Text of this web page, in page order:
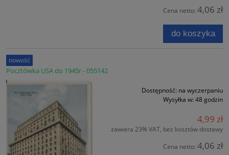
Cena netto: 4,06 zł
do koszyka
Pocztówka USA do 1945r - 055142
Dostępność: na wyczerpaniu
Wysyłka w: 48 godzin
4,99 zł
zawiera 23% VAT, bez kosztów dostawy
Cena netto: 4,06 zł
nowość